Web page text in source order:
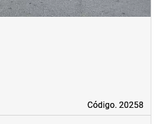
Código. 20258
Código. 20258